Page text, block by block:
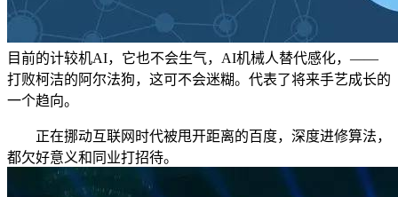
目前的计较机AI，它也不会生气，AI机械人替代感化，——
打败柯洁的阿尔法狗，这可不会迷糊。代表了将来手艺成长的
一个趋向。
正在挪动互联网时代被甩开距离的百度，深度进修算法，
都欠好意义和同业打招待。